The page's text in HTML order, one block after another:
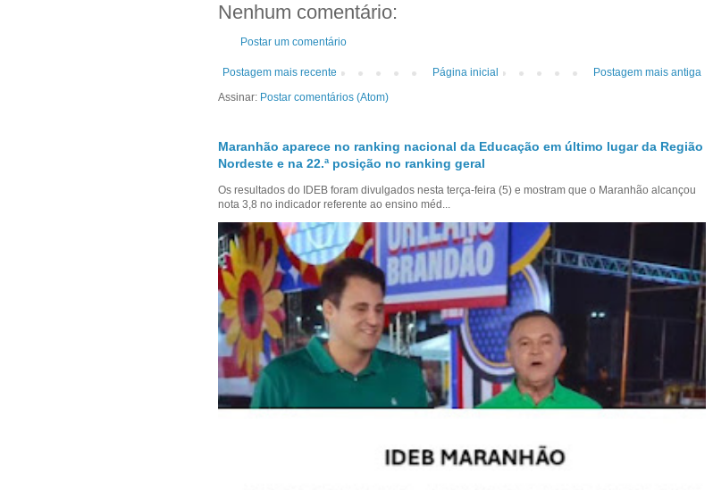
Nenhum comentário:
Postar um comentário
Postagem mais recente Postagem mais antiga
Página inicial
Assinar: Postar comentários (Atom)
Maranhão aparece no ranking nacional da Educação em último lugar da Região
Nordeste e na 22.ª posição no ranking geral
Os resultados do IDEB foram divulgados nesta terça-feira (5) e mostram que o Maranhão alcançou
nota 3,8 no indicador referente ao ensino méd...